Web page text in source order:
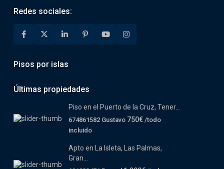
Redes sociales:
Pisos por islas
Últimas propiedades
Piso en el Puerto de la Cruz, Tener...
674861582 Gustavo 750€ /todo
incluido
Apto en La Isleta, Las Palmas,
Gran...